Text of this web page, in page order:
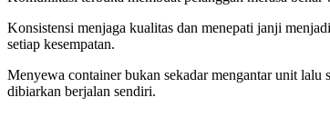
Konsistensi menjaga kualitas dan menepati janji
setiap kesempatan.
Menyewa container bukan sekadar mengantar unit lalu
dibiarkan berjalan sendiri.